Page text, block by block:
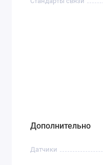
Дополнительно
Датчики